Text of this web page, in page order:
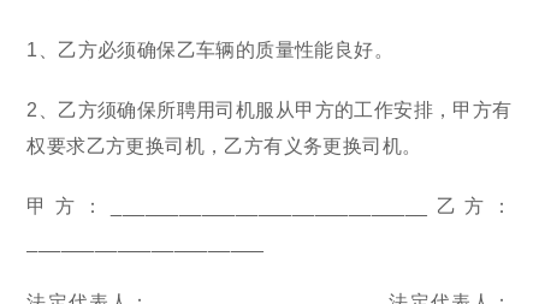
1、乙方必须确保乙车辆的质量性能良好。
2、乙方须确保所聘用司机服从甲方的工作安排，甲方有
权要求乙方更换司机，乙方有义务更换司机。
甲方：____________________________乙方：